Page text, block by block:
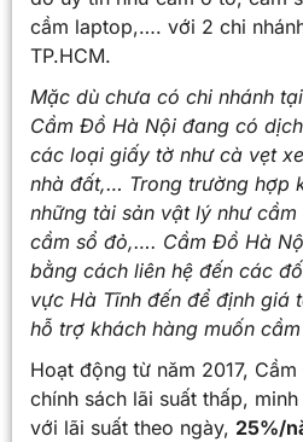
cầm laptop,…. với 2 chi
TP.HCM.
Mặc dù chưa có chi nhánh tại
Cầm Đồ Hà Nội đang có
các loại giấy tờ như cà vẹt
nhà đất,… Trong trường hợp
những tài sản vật lý như
cầm sổ đỏ,…. Cầm Đồ Hà
bằng cách liên hệ đến các
vực Hà Tĩnh đến để định giá
hỗ trợ khách hàng muốn
Hoạt động từ năm 2017,
chính sách lãi suất thấp,
với lãi suất theo ngày, 25%/